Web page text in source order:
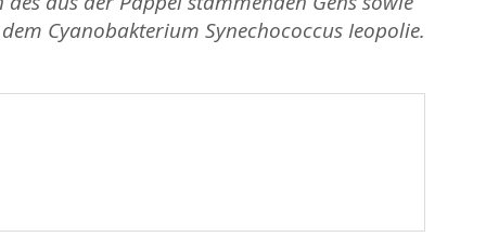
Cyanobakterium Synechococcus Ieopolie.